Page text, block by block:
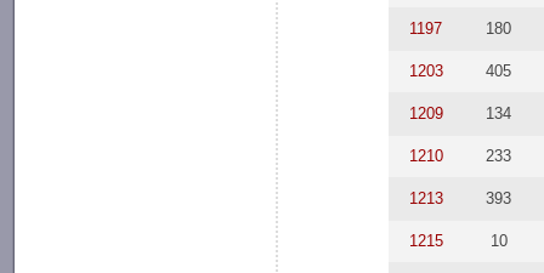
1197 180
1203 405
1209 134
1210 233
1213 393
1215 10